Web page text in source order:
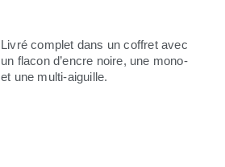
Livré complet dans un coffret avec
un flacon d’encre noire, une mono-
et une multi-aiguille.